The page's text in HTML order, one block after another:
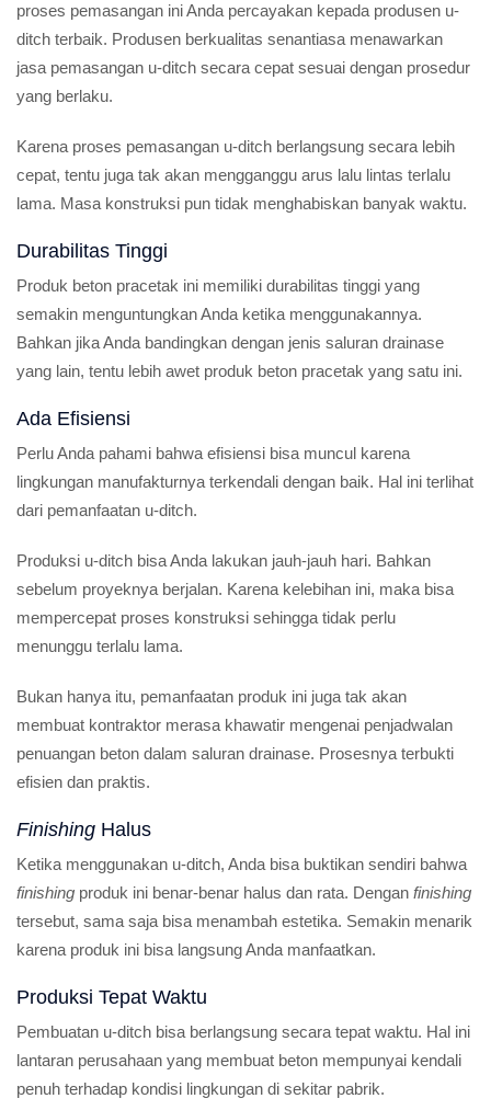
proses pemasangan ini Anda percayakan kepada produsen u-
ditch terbaik. Produsen berkualitas senantiasa menawarkan
jasa pemasangan u-ditch secara cepat sesuai dengan prosedur
yang berlaku.
Karena proses pemasangan u-ditch berlangsung secara lebih
cepat, tentu juga tak akan mengganggu arus lalu lintas terlalu
lama. Masa konstruksi pun tidak menghabiskan banyak waktu.
Durabilitas Tinggi
Produk beton pracetak ini memiliki durabilitas tinggi yang
semakin menguntungkan Anda ketika menggunakannya.
Bahkan jika Anda bandingkan dengan jenis saluran drainase
yang lain, tentu lebih awet produk beton pracetak yang satu ini.
Ada Efisiensi
Perlu Anda pahami bahwa efisiensi bisa muncul karena
lingkungan manufakturnya terkendali dengan baik. Hal ini terlihat
dari pemanfaatan u-ditch.
Produksi u-ditch bisa Anda lakukan jauh-jauh hari. Bahkan
sebelum proyeknya berjalan. Karena kelebihan ini, maka bisa
mempercepat proses konstruksi sehingga tidak perlu
menunggu terlalu lama.
Bukan hanya itu, pemanfaatan produk ini juga tak akan
membuat kontraktor merasa khawatir mengenai penjadwalan
penuangan beton dalam saluran drainase. Prosesnya terbukti
efisien dan praktis.
Finishing Halus
Ketika menggunakan u-ditch, Anda bisa buktikan sendiri bahwa
finishing produk ini benar-benar halus dan rata. Dengan finishing
tersebut, sama saja bisa menambah estetika. Semakin menarik
karena produk ini bisa langsung Anda manfaatkan.
Produksi Tepat Waktu
Pembuatan u-ditch bisa berlangsung secara tepat waktu. Hal ini
lantaran perusahaan yang membuat beton mempunyai kendali
penuh terhadap kondisi lingkungan di sekitar pabrik.